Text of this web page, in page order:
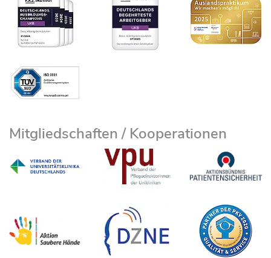
Mitgliedschaften / Kooperationen